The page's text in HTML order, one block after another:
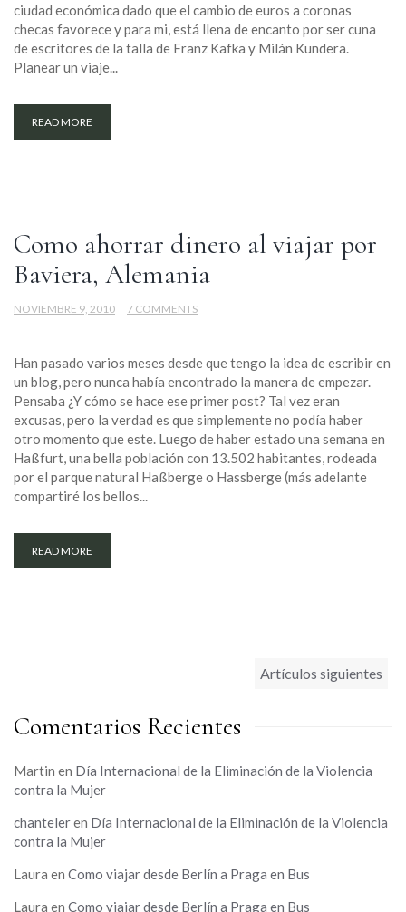
ciudad económica dado que el cambio de euros a coronas
checas favorece y para mi, está llena de encanto por ser cuna
de escritores de la talla de Franz Kafka y Milán Kundera.
Planear un viaje...
READ MORE
Como ahorrar dinero al viajar por
Baviera, Alemania
NOVIEMBRE 9, 2010 7 COMMENTS
Han pasado varios meses desde que tengo la idea de escribir en
un blog, pero nunca había encontrado la manera de empezar.
Pensaba ¿Y cómo se hace ese primer post? Tal vez eran
excusas, pero la verdad es que simplemente no podía haber
otro momento que este. Luego de haber estado una semana en
Haßfurt, una bella población con 13.502 habitantes, rodeada
por el parque natural Haßberge o Hassberge (más adelante
compartiré los bellos...
READ MORE
entradas
Artículos siguientes
Comentarios Recientes
Martin en Día Internacional de la Eliminación de la Violencia
contra la Mujer
chanteleren Día Internacional de la Eliminación de la Violencia
contra la Mujer
Laura en Como viajar desde Berlín a Praga en Bus
Laura en Como viajar desde Berlín a Praga en Bus